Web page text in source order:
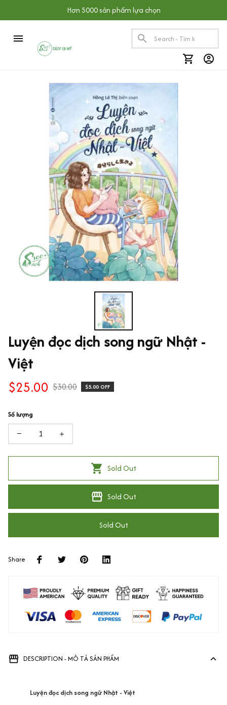
Hơn 5000 sản phẩm lựa chọn
Luyện đọc dịch song ngữ Nhật -
Việt
$25.00 $30.00 $5.00 OFF
Số lượng
Sold Out
Sold Out
Sold Out
Share
DESCRIPTION - MÔ TẢ SẢN PHẨM
Luyện đọc dịch song ngữ Nhật - Việt